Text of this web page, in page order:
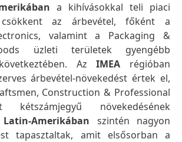
a kihívásokkal teli piaci
csökkent az árbevétel, főként a
valamint a Packaging &
üzleti területek gyengébb
AzIMEA régióban
árbevétel-növekedést értek el,
Construction & Professional
növekedésének
Latin-Amerikában szintén nagyon
tapasztaltak, amit elsősorban a